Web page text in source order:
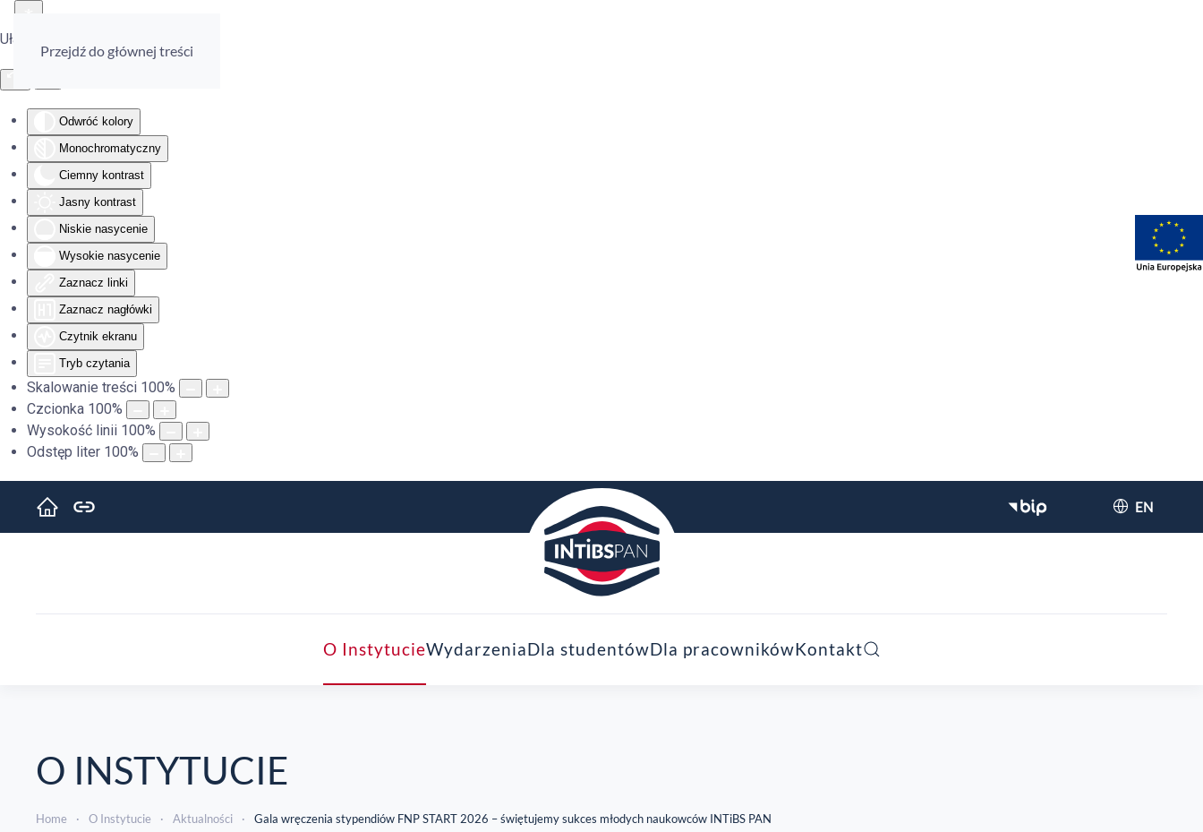
Ułatwienia dostępu
Odwróć kolory
Monochromatyczny
Ciemny kontrast
Jasny kontrast
Niskie nasycenie
Wysokie nasycenie
Zaznacz linki
Zaznacz nagłówki
Czytnik ekranu
Tryb czytania
Skalowanie treści 100%
Czcionka 100%
Wysokość linii 100%
Odstęp liter 100%
Przejdź do głównej treści
EN
O InstytucieWydarzeniaDla studentówDla pracownikówKontakt
O INSTYTUCIE
Home O Instytucie Aktualności Gala wręczenia stypendiów FNP START 2026 – świętujemy sukces młodych naukowców INTiBS PAN